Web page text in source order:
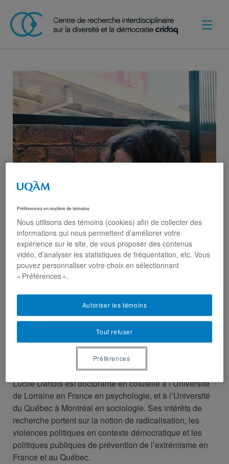
coordination
dartois.lucile@uqam.ca
Lucile Dartois est doctorante en cotutelle à l’Université
de Lorraine en France en psychologie, et à l’Université
du Québec à Montréal en sociologie. Ses intérêts de
recherche portent sur la notion de radicalisation, les
violences politiques en contexte démocratique et les
politiques publiques de prévention de l’extrémisme en
France et au Québec.
Préférences en matière de témoins
Nous utilisons des témoins (cookies) afin de collecter des
informations qui nous permettent d’améliorer votre
expérience sur le site, de vous proposer des contenus
vidéo, d’analyser les statistiques de fréquentation, etc. Vous
pouvez personnaliser votre choix en sélectionnant
« Préférences ».
Tout refuser
Autoriser les témoins
Préférences